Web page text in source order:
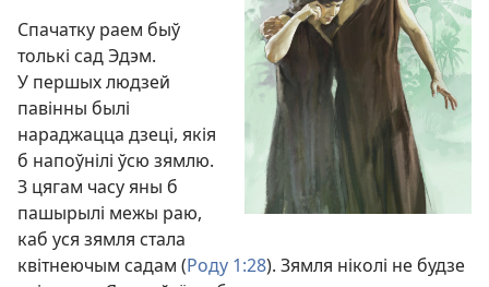
Спачатку раем быў
толькі сад Эдэм.
У першых людзей
павінны былі
нараджацца дзеці, якія
б напоўнілі ўсю зямлю.
З цягам часу яны б
пашырылі межы раю,
каб уся зямля стала
квітнеючым садам (Роду 1:28). Зямля ніколі не будзе